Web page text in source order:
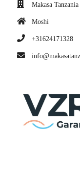
Makasa
Moshi
+31624171328